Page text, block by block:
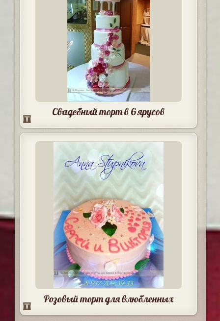
Свадебный торт в 6 ярусов
Розовый торт для влюбленных